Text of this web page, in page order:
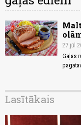
27.jūl
Gaļas
Lasītākais